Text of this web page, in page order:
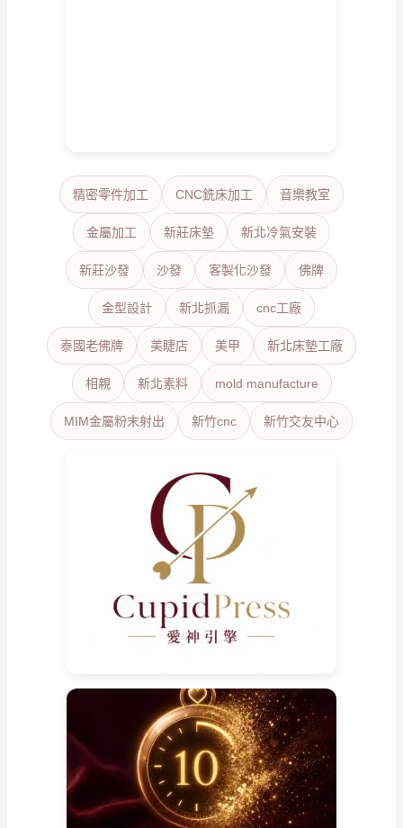
精密零件加工 CNC銑床加工 音樂教室
金屬加工 新莊床墊 新北冷氣安裝
新莊沙發 沙發 客製化沙發 佛牌
金型設計 新北抓漏 cnc工廠
泰國老佛牌 美睫店 美甲 新北床墊工廠
相親 新北素料 mold manufacture
MIM金屬粉末射出 新竹cnc 新竹交友中心